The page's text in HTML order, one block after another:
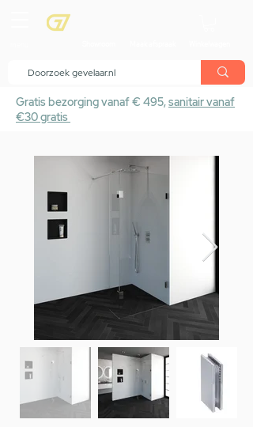
Gratis bezorging vanaf € 495,sanitair vanaf
€30 gratis